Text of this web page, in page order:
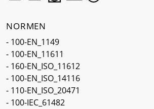
NORMEN
- 100-EN_1149
- 100-EN_11611
- 160-EN_ISO_11612
- 100-EN_ISO_14116
- 110-EN_ISO_20471
- 100-IEC_61482